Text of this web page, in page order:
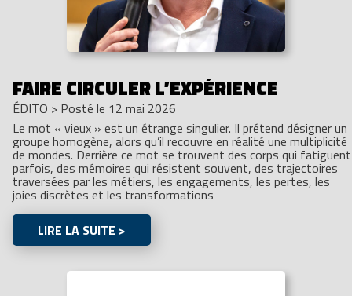
FAIRE CIRCULER L’EXPÉRIENCE
ÉDITO > Posté le 12 mai 2026
Le mot « vieux » est un étrange singulier. Il prétend désigner un
groupe homogène, alors qu’il recouvre en réalité une multiplicité
de mondes. Derrière ce mot se trouvent des corps qui fatiguent
parfois, des mémoires qui résistent souvent, des trajectoires
traversées par les métiers, les engagements, les pertes, les
joies discrètes et les transformations
LIRE LA SUITE >